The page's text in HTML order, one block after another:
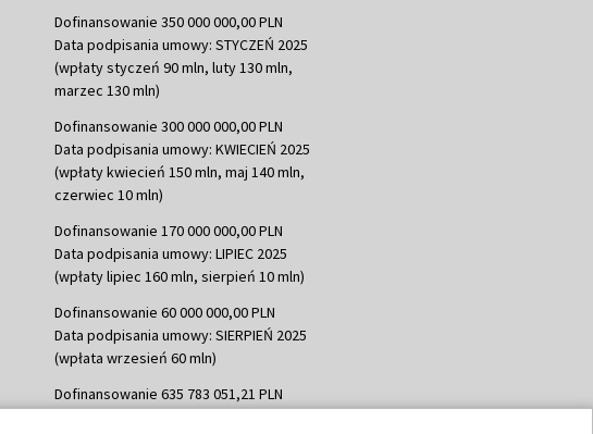
Dofinansowanie 350 000 000,00 PLN
Data podpisania umowy: STYCZEŃ 2025
(wpłaty styczeń 90 mln, luty 130 mln,
marzec 130 mln)
Dofinansowanie 300 000 000,00 PLN
Data podpisania umowy: KWIECIEŃ 2025
(wpłaty kwiecień 150 mln, maj 140 mln,
czerwiec 10 mln)
Dofinansowanie 170 000 000,00 PLN
Data podpisania umowy: LIPIEC 2025
(wpłaty lipiec 160 mln, sierpień 10 mln)
Dofinansowanie 60 000 000,00 PLN
Data podpisania umowy: SIERPIEŃ 2025
(wpłata wrzesień 60 mln)
Dofinansowanie 635 783 051,21 PLN